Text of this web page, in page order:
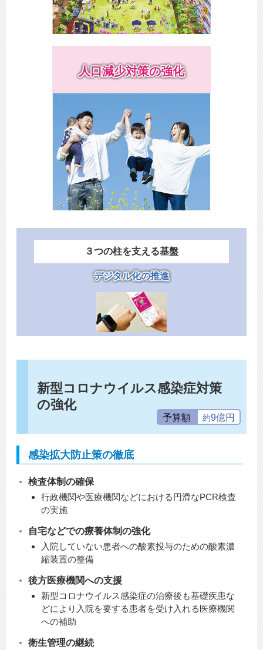
人口減少対策の強化
３つの柱を支える基盤
デジタル化の推進
新型コロナウイルス感染症対策
の強化
予算額 約9億円
感染拡大防止策の徹底
検査体制の確保
行政機関や医療機関などにおける円滑なPCR検査
の実施
自宅などでの療養体制の強化
入院していない患者への酸素投与のための酸素濃
縮装置の整備
後方医療機関への支援
新型コロナウイルス感染症の治療後も基礎疾患な
どにより入院を要する患者を受け入れる医療機関
への補助
衛生管理の継続